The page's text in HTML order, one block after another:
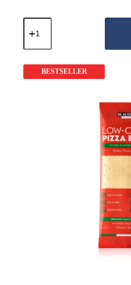
ilość
Włoski
Spód
Pizzy
100g
BESTSELLER